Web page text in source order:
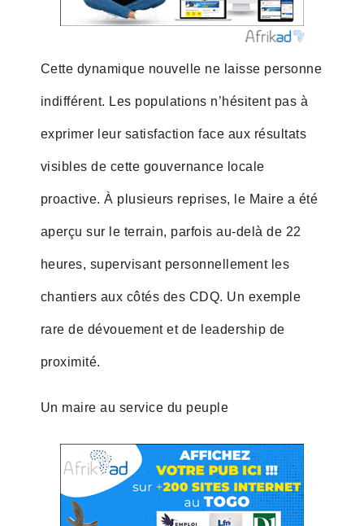
Cette dynamique nouvelle ne laisse personne
indifférent. Les populations n’hésitent pas à
exprimer leur satisfaction face aux résultats
visibles de cette gouvernance locale
proactive. À plusieurs reprises, le Maire a été
aperçu sur le terrain, parfois au-delà de 22
heures, supervisant personnellement les
chantiers aux côtés des CDQ. Un exemple
rare de dévouement et de leadership de
proximité.
Un maire au service du peuple